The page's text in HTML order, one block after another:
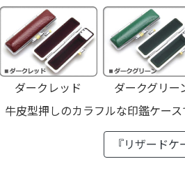
ダークレッド
ダークグリー
牛皮型押しのカラフルな印鑑ケース
『リザードケ